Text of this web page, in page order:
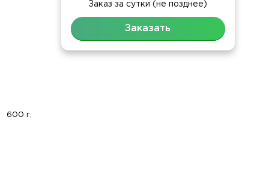
600 г.
Заказ за сутки (не позднее)
Заказать